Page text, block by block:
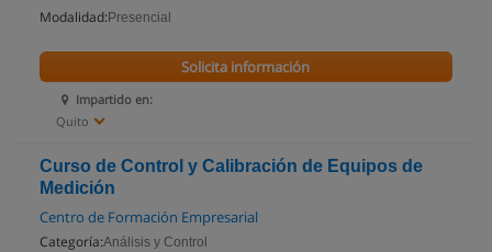
Modalidad: Presencial
Impartido en:
Quito
Solicita información
Curso de Control y Calibración de Equipos de
Medición
Centro de Formación Empresarial
Categoría:Análisis y Control